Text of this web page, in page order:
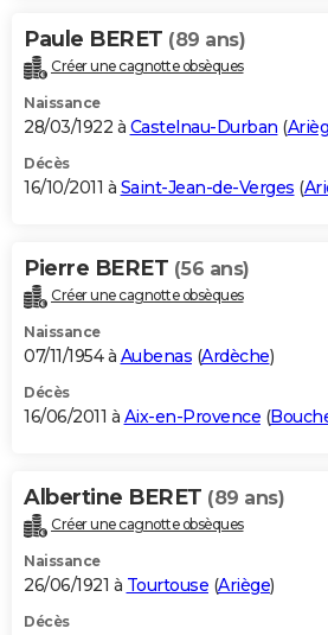
Paule BERET (89 ans)
Créer une cagnotte obsèques
Naissance
28/03/1922 à Castelnau-Durban (
Décès
16/10/2011 à Saint-Jean-de-Verges (
Pierre BERET (56 ans)
Créer une cagnotte obsèques
Naissance
07/11/1954 à Aubenas (Ardèche)
Décès
16/06/2011 à Aix-en-Provence (
Albertine BERET (89 ans)
Créer une cagnotte obsèques
Naissance
26/06/1921 à Tourtouse (Ariège)
Décès